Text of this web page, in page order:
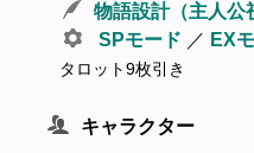
物語設計（主人公
SPモード ／ EX
タロット9枚引き
キャラクター